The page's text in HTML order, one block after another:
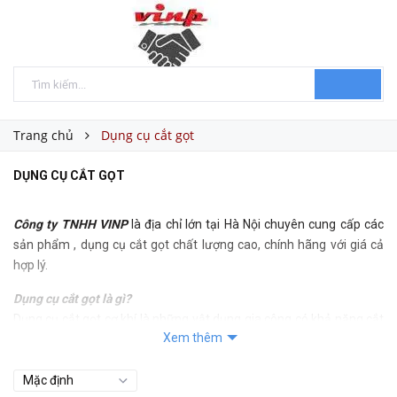
Trang chủ Dụng cụ cắt gọt
DỤNG CỤ CẮT GỌT
Công ty TNHH VINPlà địa chỉ lớn tại Hà Nội chuyên cung cấp các
sản phẩm , dụng cụ cắt gọt chất lượng cao, chính hãng với giá cả
hợp lý.
Dụng cụ cắt gọt là gì?
các loại chất liệu, chi tiết khác. Các vật dụng có độ cứng hơn vật
cắt gọt như:
Xem thêm